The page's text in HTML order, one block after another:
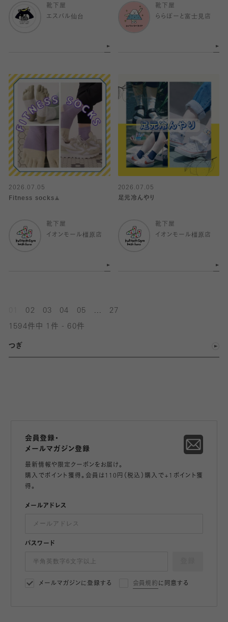
靴下屋
エスパル仙台
靴下屋
ららぽーと富士見店
2026.07.05
Fitness socks🧘
靴下屋
イオンモール橿原店
2026.07.05
足元冷んやり
靴下屋
イオンモール橿原店
02 03 04 05 27
1594件中 1件 - 60件
つぎ
会員登録・
メールマガジン登録
最新情報や限定クーポンをお届け。
購入でポイント獲得。会員は110円（税込）購入で+1ポイント獲
得。
メールアドレス
パスワード
メールマガジンに登録する 会員規約 に同意する